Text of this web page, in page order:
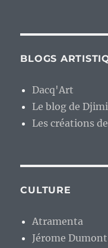
BLOGS
Dacq'Art
Le blog de
Les créations
CULTURE
Atramenta
Jérome